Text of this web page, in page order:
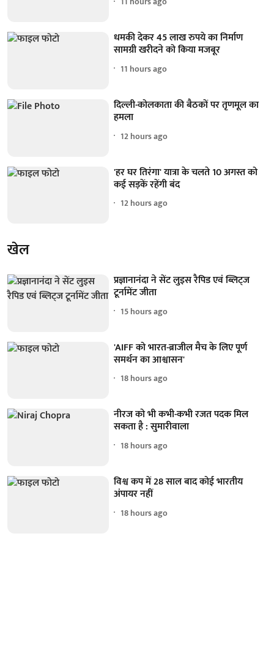
धमकी देकर 45 लाख रुपये का निर्माण
सामग्री खरीदने को किया मजबूर
11 hours ago
दिल्ली-कोलकाता की बैठकों पर तृणमूल का
हमला
12 hours ago
'हर घर तिरंगा' यात्रा के चलते 10 अगस्त को
कई सड़कें रहेंगी बंद
12 hours ago
खेल
प्रज्ञानानंदा ने सेंट लुइस रैपिड एवं ब्लिट्ज
टूर्नामेंट जीता
15 hours ago
'AIFF को भारत-ब्राजील मैच के लिए पूर्ण
समर्थन का आश्वासन'
18 hours ago
नीरज को भी कभी-कभी रजत पदक मिल
सकता है : सुमारीवाला
18 hours ago
विश्व कप में 28 साल बाद कोई भारतीय
अंपायर नहीं
18 hours ago